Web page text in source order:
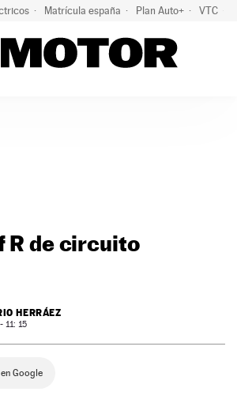
Matrícula españa Plan Auto+ VTC
R de circuito
HERRÁEZ
11: 15
Google